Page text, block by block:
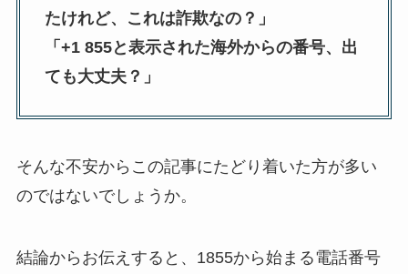
たけれど、これは詐欺なの？」
「+1 855と表示された海外からの番号、出
ても大丈夫？」
そんな不安からこの記事にたどり着いた方が多い
のではないでしょうか。
結論からお伝えすると、1855から始まる電話番号